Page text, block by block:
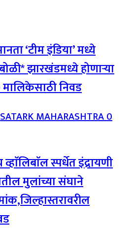
‘टीम इंडिया’ मध्ये
झारखंडमध्ये होणाऱ्या
निवड
SATARK MAHARASHTRA0
स्पर्धेत इंद्रायणी
मुलांच्या संघाने